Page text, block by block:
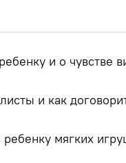
и о чувстве
и как
мягких